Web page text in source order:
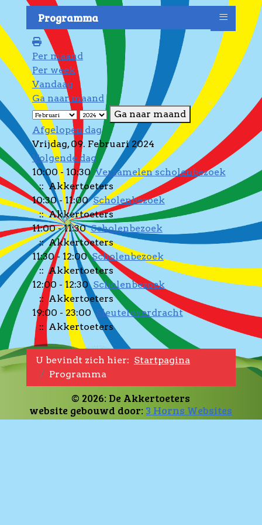
Programma ≡
Per maand
Per week
Vandaag
Ga naar maand
Ga naar maand
Afgelopen dag
Vrijdag, 09. Februari 2024
Volgende dag
10:00 - 10:30Verzamelen scholenbezoek
:: Akkertoeters
10:30 - 11:00Scholenbezoek
:: Akkertoeters
11:00 - 11:30Scholenbezoek
:: Akkertoeters
11:30 - 12:00Scholenbezoek
:: Akkertoeters
12:00 - 12:30Scholenbezoek
:: Akkertoeters
19:00 - 23:00Sleuteloverdracht
:: Akkertoeters
U bevindt zich hier: Startpagina
Programma
© 2026: De Akkertoeters
website gebouwd door: 3 Horns Websites